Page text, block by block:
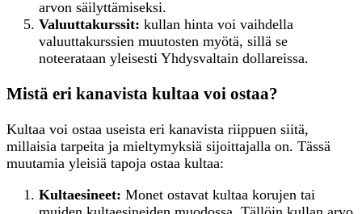
arvon säilyttämiseksi.
Valuuttakurssit: kullan hinta voi vaihdella
valuuttakurssien muutosten myötä, sillä se
noteerataan yleisesti Yhdysvaltain dollareissa.
Mistä eri kanavista kultaa voi ostaa?
Kultaa voi ostaa useista eri kanavista riippuen siitä,
millaisia tarpeita ja mieltymyksiä sijoittajalla on. Tässä
muutamia yleisiä tapoja ostaa kultaa:
Kultaesineet: Monet ostavat kultaa korujen tai